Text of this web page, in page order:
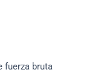
fuerza bruta